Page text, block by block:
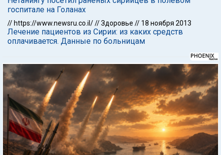
госпитале на Голанах
// https://www.newsru.co.il///Здоровье // 18 ноября 2013
Лечение пациентов из Сирии: из каких средств
оплачивается. Данные по больницам